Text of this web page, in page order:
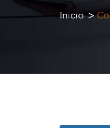
Inicio